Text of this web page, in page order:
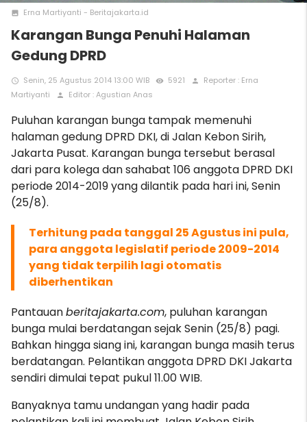
photo Erna Martiyanti - Beritajakarta.id
Karangan Bunga Penuhi Halaman
Gedung DPRD
access_time Senin, 25 Agustus 2014 13:00 WIB remove_red_eye 5921 person
Reporter : Erna
Martiyanti
person Editor : Agustian Anas
Puluhan karangan bunga tampak memenuhi
halaman gedung DPRD DKI, di Jalan Kebon Sirih,
Jakarta Pusat. Karangan bunga tersebut berasal
dari para kolega dan sahabat 106 anggota DPRD DKI
periode 2014-2019 yang dilantik pada hari ini, Senin
(25/8).
Terhitung pada tanggal 25 Agustus ini pula,
para anggota legislatif periode 2009-2014
yang tidak terpilih lagi otomatis
diberhentikan
Pantauanberitajakarta.com, puluhan karangan
bunga mulai berdatangan sejak Senin (25/8) pagi.
Bahkan hingga siang ini, karangan bunga masih terus
berdatangan. Pelantikan anggota DPRD DKI Jakarta
sendiri dimulai tepat pukul 11.00 WIB.
Banyaknya tamu undangan yang hadir pada